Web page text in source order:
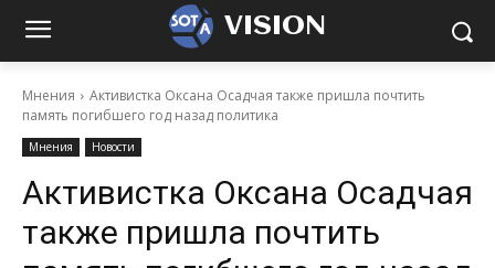
VISION
Мнения
Активистка Оксана Осадчая также пришла почтить
память погибшего год назад политика
Мнения Новости
Активистка Оксана Осадчая
также пришла почтить